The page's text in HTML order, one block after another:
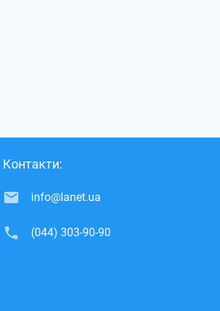
Контакти:
info@lanet.ua
(044) 303-90-90